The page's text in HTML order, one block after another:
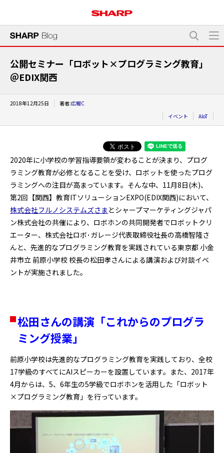
公開セミナー「ロボット×プログラミング教育」
＠EDIX関西
2018年12月25日 著者:広報C
イベント
AIoT
2020年に小学校の学習指導要領が変わることが決まり、プログ
ラミング教育が必修となることを受け、ロボットを使ったプログ
ラミングへの注目が高まっています。そんな中、11月8日(木)、
第2回【関西】教育ITソリューションEXPO(EDIX関西)において、
株式会社フルノシステムズさま とシャープマーケティングジャパ
ン株式会社の共催により、ロボホンの共同開発者でロボットクリ
エーター、株式会社ロボ･ガレージ代表取締役社長の高橋智隆さ
んと、先進的なプログラミング教育を実践されている東京都 小金
井市立 前原小学校 校長の松田孝さんによる講演および対談イベ
ントが実施されました。
松田さんの講演「これからのプログラ
ミング授業」
前原小学校は先進的なプログラミング教育を実践しており、全校
17学級のすべてにAIスピーカーを設置しています。また、2017年
4月からは、5、6年生の5学級でロボホンを活用した「ロボット
×プログラミング教育」を行っています。